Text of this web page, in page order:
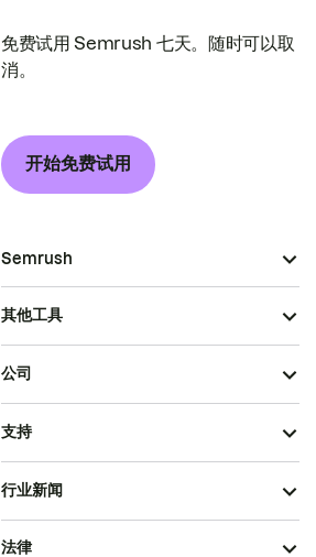
免费试用 Semrush 七天。随时可以取
消。
开始免费试用
Semrush
其他工具
公司
支持
行业新闻
法律